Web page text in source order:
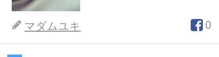
マダムユキ 0